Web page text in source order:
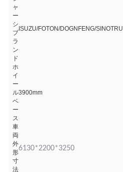
ャ
ー
シ
ブ
ラ
ン
ド
ISUZU/FOTON/DOGNFENG/
ホ
イ
ー
ル
ベ
ー
ス
3900mm
車
両
外
形
寸
法
6130*2200*3250